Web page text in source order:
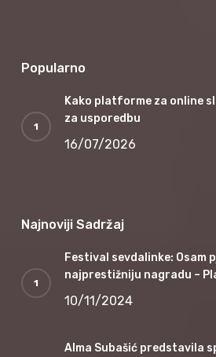
Popularno
Kako platforme za online
za usporedbu
16/07/2026
Najnoviji Sadržaj
Festival sevdalinke: Osam
najprestižniju nagradu –
10/11/2024
Alma Subašić predstavila